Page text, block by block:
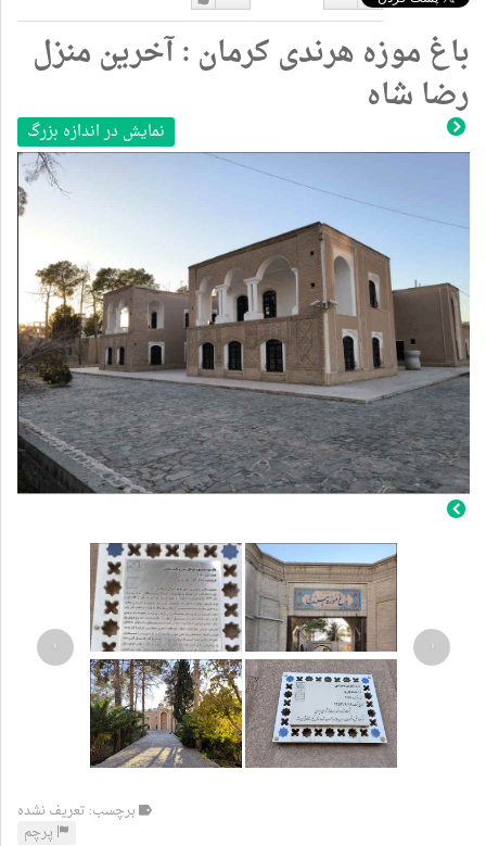
دوست
دارم
دوست
نداشتن
باغ موزه هرندی کرمان : آخرین منزل
رضا شاه
نمایش در اندازه بزرگ
‹
›
برچسب: تعریف نشده
پرچم